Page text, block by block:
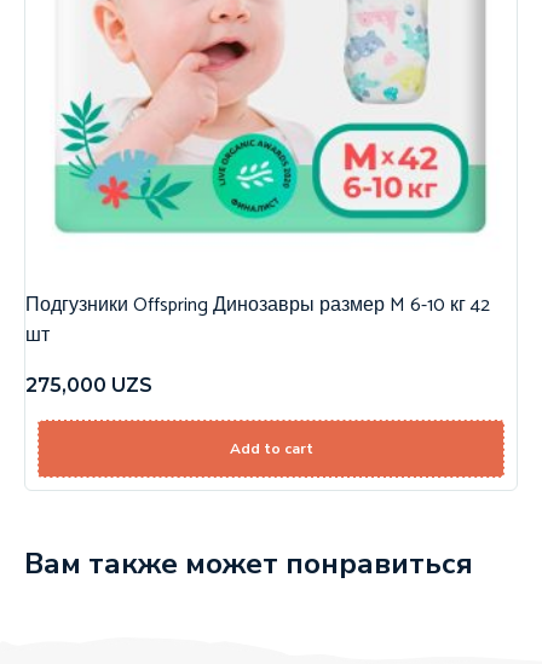
Подгузники Offspring Динозавры размер M 6-10 кг 42
шт
275,000 UZS
Add to cart
Вам также может понравиться